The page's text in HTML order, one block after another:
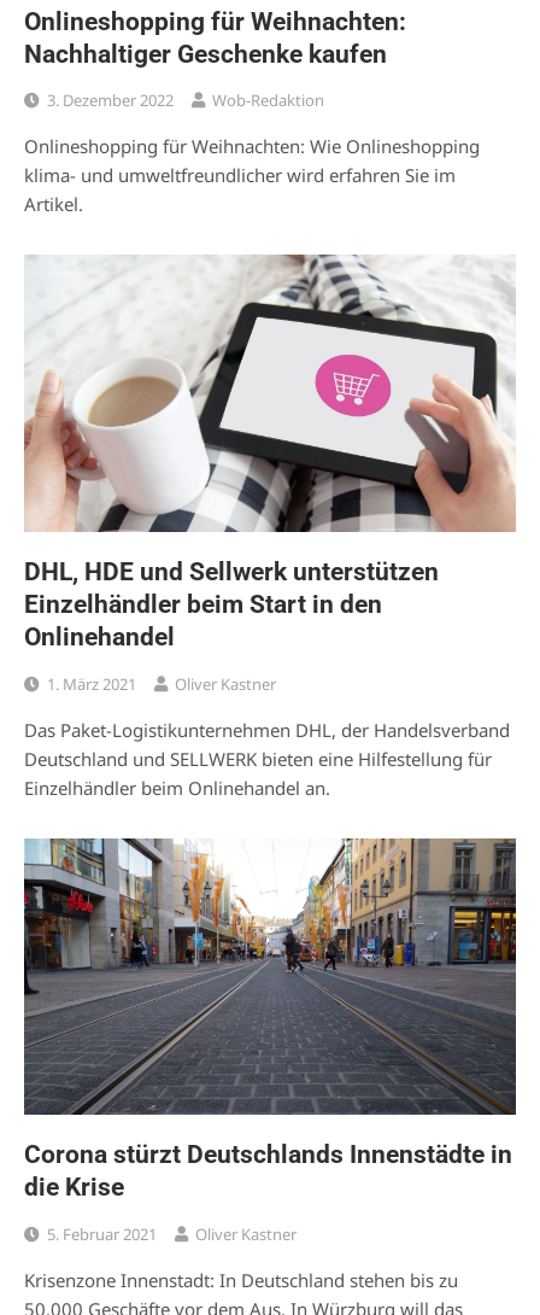
Onlineshopping für Weihnachten:
Nachhaltiger Geschenke kaufen
3. Dezember 2022 Wob-Redaktion
Onlineshopping für Weihnachten: Wie Onlineshopping
klima- und umweltfreundlicher wird erfahren Sie im
Artikel.
DHL, HDE und Sellwerk unterstützen
Einzelhändler beim Start in den
Onlinehandel
1. März 2021 Oliver Kastner
Das Paket-Logistikunternehmen DHL, der Handelsverband
Deutschland und SELLWERK bieten eine Hilfestellung für
Einzelhändler beim Onlinehandel an.
Corona stürzt Deutschlands Innenstädte in
die Krise
5. Februar 2021 Oliver Kastner
Krisenzone Innenstadt: In Deutschland stehen bis zu
50.000 Geschäfte vor dem Aus. In Würzburg will das